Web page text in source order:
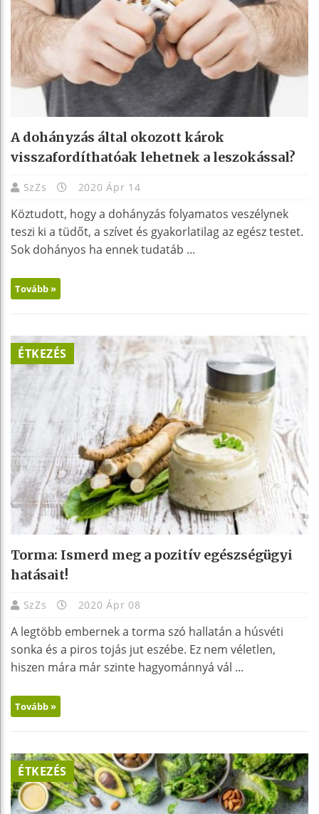
A dohányzás által okozott károk
visszafordíthatóak lehetnek a leszokással?
SzZs 2020 Ápr 14
Köztudott, hogy a dohányzás folyamatos veszélynek
teszi ki a tüdőt, a szívet és gyakorlatilag az egész testet.
Sok dohányos ha ennek tudatáb ...
Tovább »
ÉTKEZÉS
Torma: Ismerd meg a pozitív egészségügyi
hatásait!
SzZs 2020 Ápr 08
A legtöbb embernek a torma szó hallatán a húsvéti
sonka és a piros tojás jut eszébe. Ez nem véletlen,
hiszen mára már szinte hagyománnyá vál ...
Tovább »
ÉTKEZÉS